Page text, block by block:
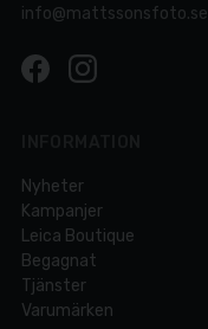
info@mattssonsfoto.se
Nyheter
Kampanjer
Leica Boutique
Begagnat
Tjänster
Varumärken